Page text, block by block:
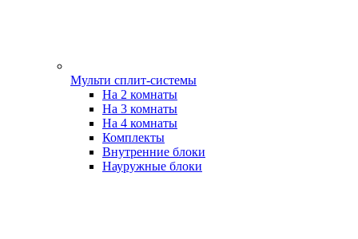
Мульти сплит-системы
На 2 комнаты
На 3 комнаты
На 4 комнаты
Комплекты
Внутренние блоки
Науружные блоки